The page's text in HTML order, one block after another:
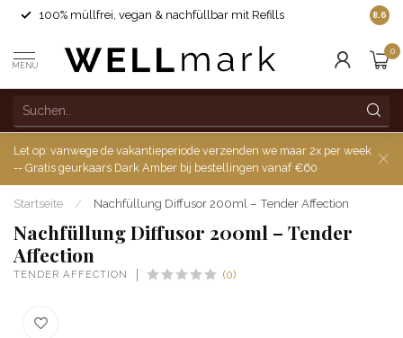
100% müllfrei, vegan & nachfüllbar mit Refills 8.6
MENU
0
Let op: vanwege de vakantieperiode verzenden we maar 2x per week
-- Gratis geurkaars Dark Amber bij bestellingen vanaf €60
Startseite / Nachfüllung Diffusor 200ml – Tender Affection
Nachfüllung Diffusor 200ml – Tender
Affection
TENDER AFFECTION (0)